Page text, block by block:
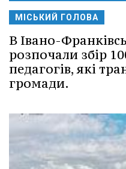
МІСЬКИЙ ГОЛОВА
В Івано-
розпочали збір
педагогів, які
громади.